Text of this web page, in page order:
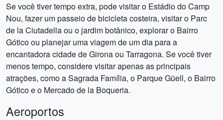
Se você tiver tempo extra, pode visitar o Estádio do Camp
Nou, fazer um passeio de bicicleta costeira, visitar o Parc
de la Ciutadella ou o jardim botânico, explorar o Bairro
Gótico ou planejar uma viagem de um dia para a
encantadora cidade de Girona ou Tarragona. Se você tiver
menos tempo, considere visitar apenas as principais
atrações, como a Sagrada Família, o Parque Güell, o Bairro
Gótico e o Mercado de la Boqueria.
Aeroportos